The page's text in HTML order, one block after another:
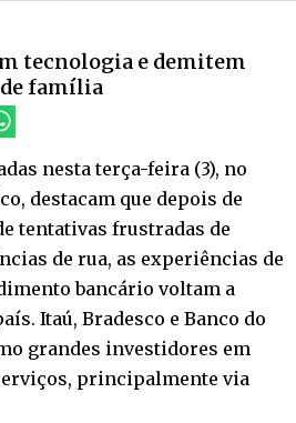
tecnologia e demitem
família
nesta terça-feira (3), no
destacam que depois de
tentativas frustradas de
de rua, as experiências de
bancário voltam a
Itaú, Bradesco e Banco do
grandes investidores em
principalmente via